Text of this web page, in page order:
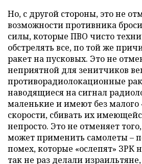
Но, с другой стороны, это не
возможности противника
силы, которые ПВО чисто
обстрелять все, по той же
ракет на пусковых. Это не
неприятной для зенитчиков
противорадиолокационные
наводящиеся на сигнал
маленькие и имеют без малого
скорости, сбивать их
непросто. Это не отменяет
может применить самолеты –
помех, которые «ослепят» ЗРК
так не раз делали